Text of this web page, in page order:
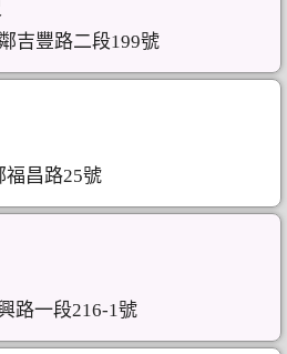
吉豐路二段199號
福昌路25號
路一段216-1號